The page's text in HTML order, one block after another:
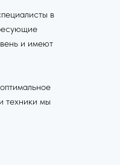
в
и имеют
техники мы